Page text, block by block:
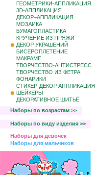
ГЕОМЕТРИКИ-АППЛИКАЦИЯ
3D-АППЛИКАЦИЯ
ДЕКОР–АППЛИКАЦИЯ
МОЗАИКА
БУМАГОПЛАСТИКА
КРУЧЕНИЕ ИЗ ПРЯЖИ
ДЕКОР УКРАШЕНИЙ
БИCЕРОПЛЕТЕНИЕ
МАКРАМЕ
ТВОРЧЕСТВО-АНТИСТРЕСС
ТВОРЧЕСТВО ИЗ ФЕТРА
ФОНАРИКИ
СТИКЕР-ДЕКОР АППЛИКАЦИЯ
ШЕЙКЕРЫ
ДЕКОРАТИВНОЕ ШИТЬЁ
Наборы по возрастам >>
Наборы по виду изделия >>
Наборы для девочек
Наборы для мальчиков